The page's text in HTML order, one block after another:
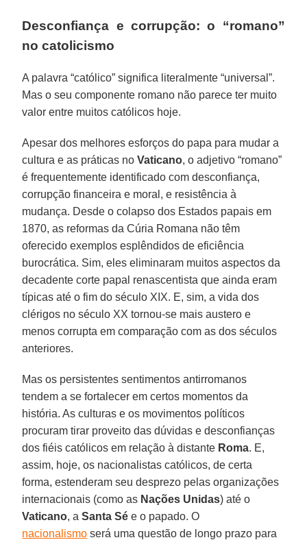
Desconfiança e corrupção: o “romano”
no catolicismo
A palavra “católico” significa literalmente “universal”.
Mas o seu componente romano não parece ter muito
valor entre muitos católicos hoje.
Apesar dos melhores esforços do papa para mudar a
cultura e as práticas noVaticano, o adjetivo “romano”
é frequentemente identificado com desconfiança,
corrupção financeira e moral, e resistência à
mudança. Desde o colapso dos Estados papais em
1870, as reformas da Cúria Romana não têm
oferecido exemplos esplêndidos de eficiência
burocrática. Sim, eles eliminaram muitos aspectos da
decadente corte papal renascentista que ainda eram
típicas até o fim do século XIX. E, sim, a vida dos
clérigos no século XX tornou-se mais austero e
menos corrupta em comparação com as dos séculos
anteriores.
Mas os persistentes sentimentos antirromanos
tendem a se fortalecer em certos momentos da
história. As culturas e os movimentos políticos
procuram tirar proveito das dúvidas e desconfianças
dos fiéis católicos em relação à distante Roma. E,
assim, hoje, os nacionalistas católicos, de certa
forma, estenderam seu desprezo pelas organizações
internacionais (como as Nações Unidas) até o
Vaticano, aSanta Sé e o papado. O
nacionalismo será uma questão de longo prazo para